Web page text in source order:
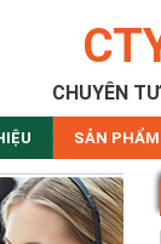
CHUYÊN
SẢN PHẨM